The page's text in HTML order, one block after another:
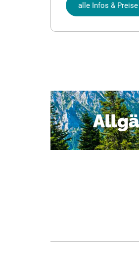
alle Infos & Preise